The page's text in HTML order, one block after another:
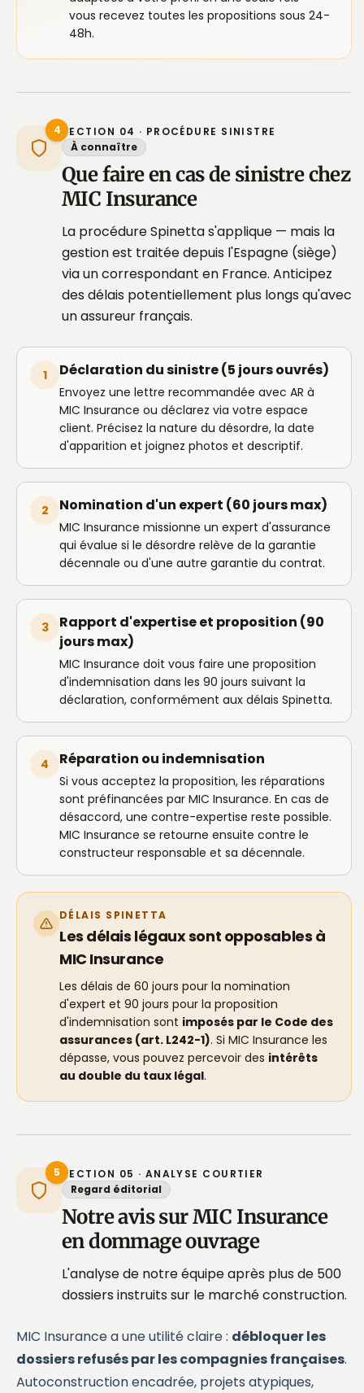
vous recevez toutes les propositions sous 24-
48h.
4 SECTION 04 · PROCÉDURE SINISTRE
À connaître
Que faire en cas de sinistre chez
MIC Insurance
La procédure Spinetta s'applique — mais la
gestion est traitée depuis l'Espagne (siège)
via un correspondant en France. Anticipez
des délais potentiellement plus longs qu'avec
un assureur français.
1 Déclaration du sinistre (5 jours ouvrés)
Envoyez une lettre recommandée avec AR à
MIC Insurance ou déclarez via votre espace
client. Précisez la nature du désordre, la date
d'apparition et joignez photos et descriptif.
2 Nomination d'un expert (60 jours max)
MIC Insurance missionne un expert d'assurance
qui évalue si le désordre relève de la garantie
décennale ou d'une autre garantie du contrat.
3
Rapport d'expertise et proposition (90
jours max)
MIC Insurance doit vous faire une proposition
d'indemnisation dans les 90 jours suivant la
déclaration, conformément aux délais Spinetta.
4 Réparation ou indemnisation
Si vous acceptez la proposition, les réparations
sont préfinancées par MIC Insurance. En cas de
désaccord, une contre-expertise reste possible.
MIC Insurance se retourne ensuite contre le
constructeur responsable et sa décennale.
DÉLAIS SPINETTA
Les délais légaux sont opposables à
MIC Insurance
Les délais de 60 jours pour la nomination
d'expert et 90 jours pour la proposition
d'indemnisation sont imposés par le Code des
assurances (art. L242-1). Si MIC Insurance les
dépasse, vous pouvez percevoir des intérêts
au double du taux légal.
5 SECTION 05 · ANALYSE COURTIER
Regard éditorial
Notre avis sur MIC Insurance
en dommage ouvrage
L'analyse de notre équipe après plus de 500
dossiers instruits sur le marché construction.
MIC Insurance a une utilité claire : débloquer les
dossiers refusés par les compagnies françaises.
Autoconstruction encadrée, projets atypiques,